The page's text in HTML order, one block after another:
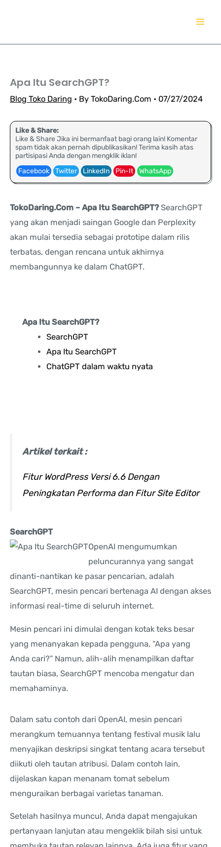
Apa Itu SearchGPT?
Blog Toko Daring • By TokoDaring.Com • 07/27/2024
Like & Share:
Like & Share Jika ini bermanfaat bagi orang lain! Komentar
spam tidak akan pernah dipublikasikan! Terima kasih atas
partisipasi Anda dengan mengklik iklan!
Facebook
Twitter LinkedIn Pin-It WhatsApp
TokoDaring.Com – Apa Itu SearchGPT?SearchGPT
yang akan menjadi saingan Google dan Perplexity
akan mulai tersedia sebagai prototipe dalam rilis
terbatas, dengan rencana untuk akhirnya
membangunnya ke dalam ChatGPT.
Apa Itu SearchGPT?
SearchGPT
Apa Itu SearchGPT
ChatGPT dalam waktu nyata
Artikel terkait :
Fitur WordPress Versi 6.6 Dengan
Peningkatan Performa dan Fitur Site Editor
SearchGPT
OpenAI mengumumkan
peluncurannya yang sangat
dinanti-nantikan ke pasar pencarian, adalah
SearchGPT, mesin pencari bertenaga AI dengan akses
informasi real-time di seluruh internet.
Mesin pencari ini dimulai dengan kotak teks besar
yang menanyakan kepada pengguna, “Apa yang
Anda cari?” Namun, alih-alih menampilkan daftar
tautan biasa, SearchGPT mencoba mengatur dan
memahaminya.
Dalam satu contoh dari OpenAI, mesin pencari
merangkum temuannya tentang festival musik lalu
menyajikan deskripsi singkat tentang acara tersebut
diikuti oleh tautan atribusi. Dalam contoh lain,
dijelaskan kapan menanam tomat sebelum
menguraikan berbagai varietas tanaman.
Setelah hasilnya muncul, Anda dapat mengajukan
pertanyaan lanjutan atau mengeklik bilah sisi untuk